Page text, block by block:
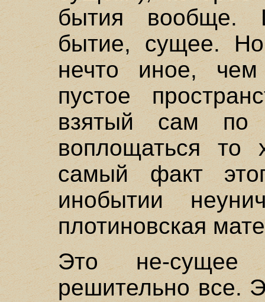
бытия вообще.
бытие, сущее.
нечто иное,
пустое
взятый сам по
воплощаться
самый факт
инобытии
плотиновская
Это не-сущее
решительно все.